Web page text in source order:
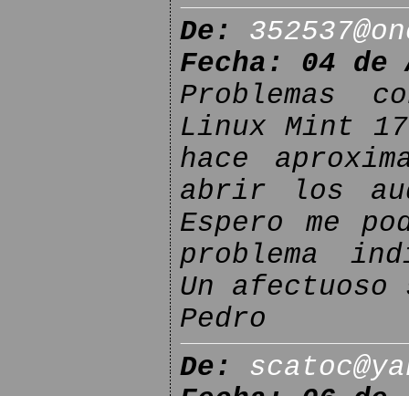
De:
Fecha: 04
Problemas
Linux Mint
hace
abrir los
Espero me
problema
Un
Pedro
De: